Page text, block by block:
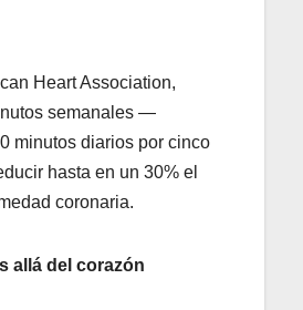
Heart Association,
semanales —
minutos diarios por cinco
hasta en un 30% el
coronaria.
allá del corazón